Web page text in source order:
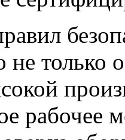
только
рабочее